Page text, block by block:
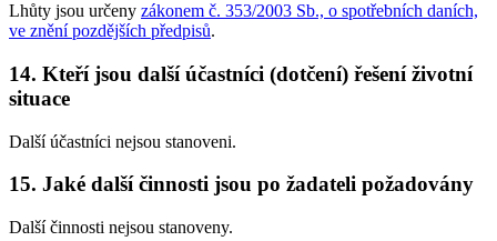
Lhůty jsou určeny zákonem č. 353/2003 Sb., o spotřebních daních,
ve znění pozdějších předpisů.
14. Kteří jsou další účastníci (dotčení) řešení životní
situace
Další účastníci nejsou stanoveni.
15. Jaké další činnosti jsou po žadateli požadovány
Další činnosti nejsou stanoveny.